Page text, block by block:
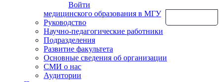
Войти
медицинского образования в МГУ
Руководство
Научно-педагогические работники
Подразделения
Развитие факультета
Основные сведения об организации
СМИ о нас
Аудитории